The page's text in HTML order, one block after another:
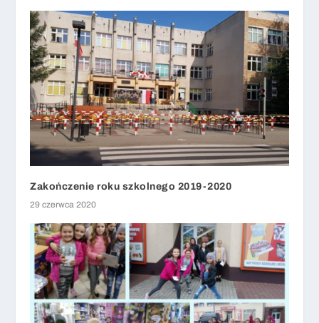
Zakończenie roku szkolnego 2019-2020
29 czerwca 2020